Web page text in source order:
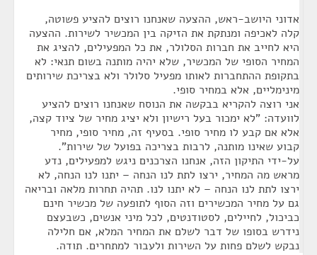
אדוני היושב-ראש, ההצעה שאנחנו רוצים להציע פשוטה,
קלה לאכיפה ומנתקת את הזיקה בין המכשיר לשירות. ההצעה
היא לחייב את חברות הסלולר, את כל המפעילים, להציג את
המחיר הסופי של המכשיר, שלא יהיה מותנה בשום תנאי: לא
בתקופת ההתחברות לאותו מפעיל סלולר ולא בצריכת שירותים
מינימליים, אלא במחיר סופי.
אני רוצה להקריא בבקשה את הנוסח שאנחנו רוצים להציע
לוועדה: "לא ימכור בעל רישיון ולא יציג מחיר של ציוד קצה,
אלא אם קבע לו מחיר סופי. בסעיף זה, מחיר סופי, מחיר
קבוע שאינו מותנה, לרבות בצריכה בפועל של שירות".
על-ידי התיקון הזה, אנחנו הצרכנים ניגש למפעילים, נדע
מראש מה המחיר, ירצו לתת לנו הנחה – יתנו לנו הנחה, לא
ירצו לתת לנו הנחה – לא יתנו לנו. תהיה תחרות מלאה ובריאה
גם על מחיר המכשירים וזה הסוף לתופעה של מכשיר חינם
כביכול, לחיילים, לסטודנטים, לכל מיני אנשים, כשבעצם
נידרש בסופו של דבר לשלם את המחיר המלא, אם חלילה
נבקש לשלם פחות על השירות ולעבור למתחרים. תודה.